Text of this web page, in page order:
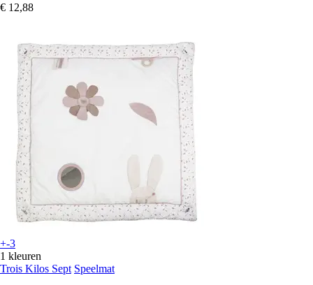
€ 12,88
+-3
1 kleuren
Trois Kilos Sept Speelmat